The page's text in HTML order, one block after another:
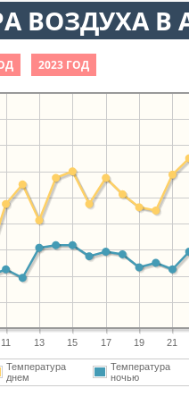
ВОЗДУХА В
2023 ГОД
11 13 15 17 19 21
Температура
днем
Температура
ночью